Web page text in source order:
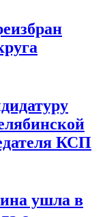
КСП
ушла в